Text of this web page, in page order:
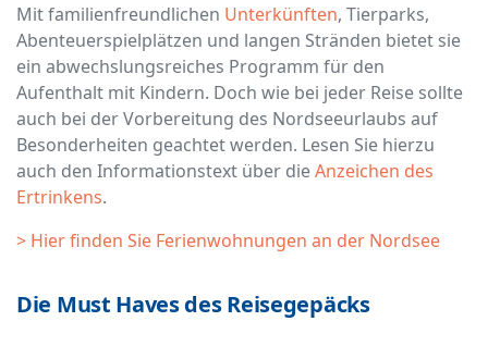
Mit familienfreundlichen Unterkünften, Tierparks,
Abenteuerspielplätzen und langen Stränden bietet sie
ein abwechslungsreiches Programm für den
Aufenthalt mit Kindern. Doch wie bei jeder Reise sollte
auch bei der Vorbereitung des Nordseeurlaubs auf
Besonderheiten geachtet werden. Lesen Sie hierzu
auch den Informationstext über dieAnzeichen des
Ertrinkens.
> Hier finden Sie Ferienwohnungen an der Nordsee
Die Must Haves des Reisegepäcks